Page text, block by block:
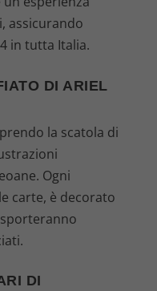
assicurando
in tutta Italia.
DI ARIEL
la scatola di
Ogni
carte, è decorato
DI